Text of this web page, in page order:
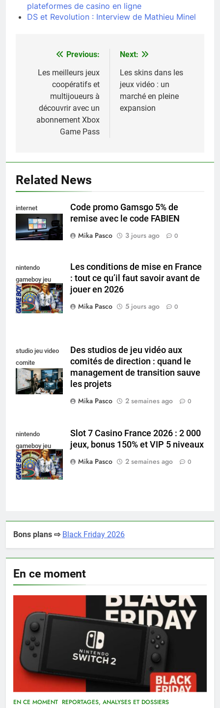
plateformes de casino en ligne
DS et Revolution : Interview de Mathieu Minel
Navigation
l’article
Previous:
Les meilleurs jeux
coopératifs et
multijoueurs à
découvrir avec un
abonnement Xbox
Game Pass
Next:
Les skins dans les
jeux vidéo : un
marché en pleine
expansion
Related News
internet
Code promo Gamsgo 5% de
remise avec le code FABIEN
Mika Pasco
3 jours ago 0
nintendo
gameboy jeu
casino
Les conditions de mise en France
: tout ce qu’il faut savoir avant de
jouer en 2026
Mika Pasco
5 jours ago 0
studio jeu video
comite
redirection
Des studios de jeu vidéo aux
comités de direction : quand le
management de transition sauve
les projets
Mika Pasco
2 semaines ago 0
nintendo
gameboy jeu
casino
Slot 7 Casino France 2026 : 2 000
jeux, bonus 150% et VIP 5 niveaux
Mika Pasco
2 semaines ago 0
Bons plans ⇨ Black Friday 2026
En ce moment
EN CE MOMENT REPORTAGES, ANALYSES ET DOSSIERS